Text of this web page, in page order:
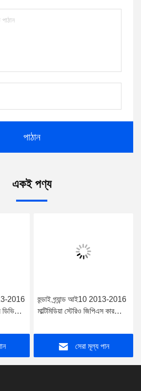
পাঠান
একই পণ্য
2016
হুন্ডাই গ্র্যান্ড আই10 2013-2016
মাল্টিমিডিয়া স্টেরিও জিপিএস কারপ্লে
সেরা মূল্য পান